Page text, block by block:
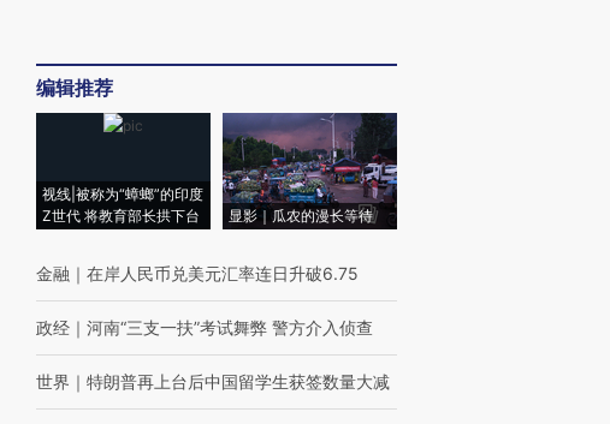
编辑推荐
视线|被称为“蟑螂”的印度
Z世代 将教育部长拱下台
显影｜瓜农的漫长等待
金融 ｜ 在岸人民币兑美元汇率连日升破6.75
政经 ｜ 河南“三支一扶”考试舞弊 警方介入侦查
世界 ｜ 特朗普再上台后中国留学生获签数量大减